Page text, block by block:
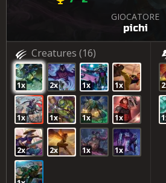
GIOCATORE
pichi
Creatures (16)
1x 2x 1x 1x
1x 1x 1x 1x
2x 2x 1x 1x